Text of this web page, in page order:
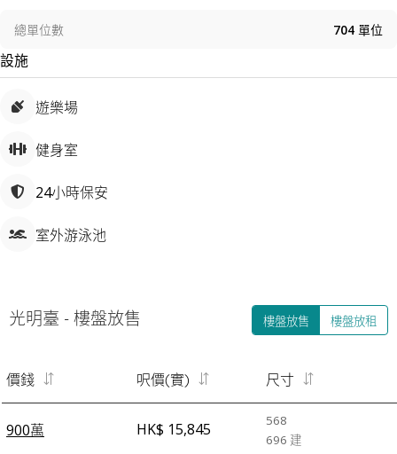
總單位數 704 單位
設施
遊樂場
健身室
24小時保安
室外游泳池
光明臺 - 樓盤放售 樓盤放售 樓盤放租
價錢 呎價(實) 尺寸
900萬 HK$ 15,845
568
696 建